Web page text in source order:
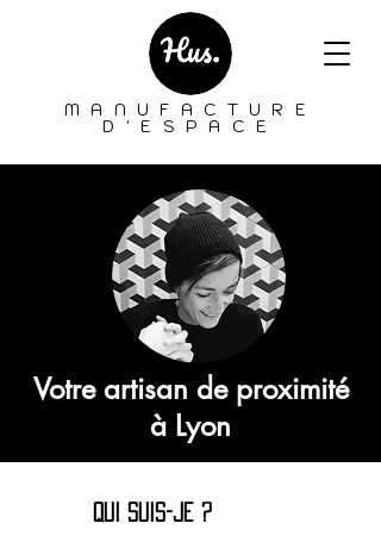
MANUFACTURE
D'ESPACE
Votre artisan de proximité
à Lyon
qui suis-je ?